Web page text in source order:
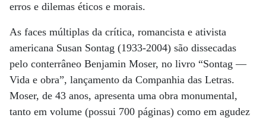
erros e dilemas éticos e morais.
As faces múltiplas da crítica, romancista e ativista
americana Susan Sontag (1933-2004) são dissecadas
pelo conterrâneo Benjamin Moser, no livro “Sontag —
Vida e obra”, lançamento da Companhia das Letras.
Moser, de 43 anos, apresenta uma obra monumental,
tanto em volume (possui 700 páginas) como em agudez